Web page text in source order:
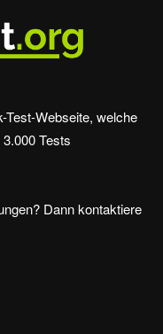
Test-Webseite, welche
Tests
Dann kontaktiere